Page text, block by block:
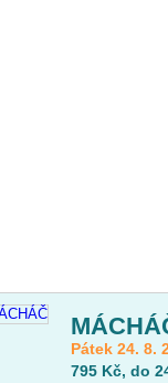
Pátek 24. 8.
795 Kč, do